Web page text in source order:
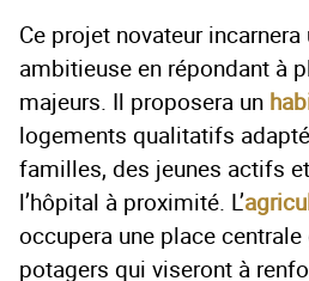
Ce projet novateur
ambitieuse en répondant à
majeurs. Il proposera un
logements qualitatifs
familles, des jeunes actifs
l’hôpital à proximité. L’
occupera une place centrale
potagers qui viseront à